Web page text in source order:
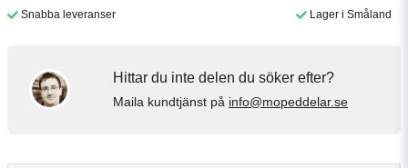
Snabba leveranser Lager i Småland
Hittar du inte delen du söker efter?
Maila kundtjänst på info@mopeddelar.se